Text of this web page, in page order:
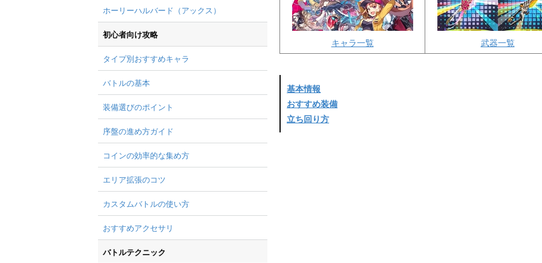
キャラ一覧 武器一覧
基本情報
おすすめ装備
立ち回り方
ホーリーハルバード（アックス）
初心者向け攻略
タイプ別おすすめキャラ
バトルの基本
装備選びのポイント
序盤の進め方ガイド
コインの効率的な集め方
エリア拡張のコツ
カスタムバトルの使い方
おすすめアクセサリ
バトルテクニック